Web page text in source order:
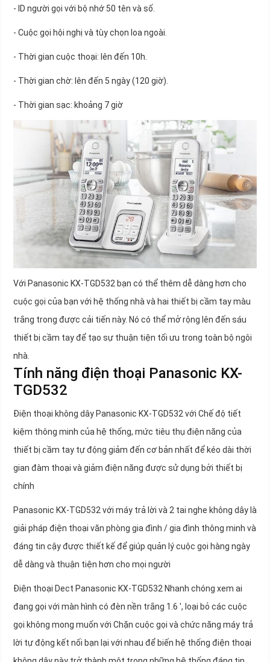
- ID người gọi với bộ nhớ 50 tên và số.
- Cuộc gọi hội nghị và tùy chọn loa ngoài.
- Thời gian cuộc thoại: lên đến 10h.
- Thời gian chờ: lên đến 5 ngày (120 giờ).
- Thời gian sạc: khoảng 7 giờ
Với Panasonic KX-TGD532 bạn có thể thêm dễ dàng hơn cho
cuộc gọi của bạn với hệ thống nhà và hai thiết bị cầm tay màu
trắng trong được cải tiến này. Nó có thể mở rộng lên đến sáu
thiết bị cầm tay để tạo sự thuận tiện tối ưu trong toàn bộ ngôi
nhà.
Tính năng điện thoại Panasonic KX-
TGD532
Điện thoại không dây Panasonic KX-TGD532 với Chế độ tiết
kiệm thông minh của hệ thống, mức tiêu thụ điện năng của
thiết bị cầm tay tự động giảm đến cơ bản nhất để kéo dài thời
gian đàm thoại và giảm điện năng được sử dụng bởi thiết bị
chính
Panasonic KX-TGD532 với máy trả lời và 2 tai nghe không dây là
giải pháp điện thoại văn phòng gia đình / gia đình thông minh và
đáng tin cậy được thiết kế để giúp quản lý cuộc gọi hàng ngày
dễ dàng và thuận tiện hơn cho mọi người
Điện thoại Dect Panasonic KX-TGD532 Nhanh chóng xem ai
đang gọi với màn hình có đèn nền trắng 1.6 ', loại bỏ các cuộc
gọi không mong muốn với Chặn cuộc gọi và chức năng máy trả
lời tự động kết nối bạn lại với nhau để biến hệ thống điện thoại